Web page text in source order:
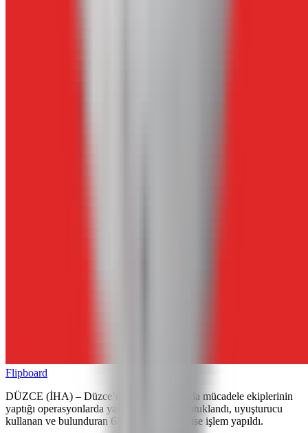
Flipboard
DÜZCE (İHA) – Düzce’de narkotik suçlarla mücadele ekiplerinin
yaptığı operasyonlarda yakalanan 2 şahıs tutuklandı, uyuşturucu
kullanan ve bulunduran 64 şahıs hakkında ise işlem yapıldı.